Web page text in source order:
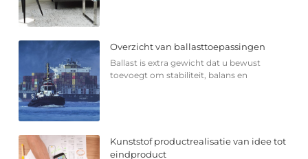
Overzicht van ballasttoepassingen
Ballast is extra gewicht dat u bewust
toevoegt om stabiliteit, balans en
Kunststof productrealisatie van idee tot
eindproduct